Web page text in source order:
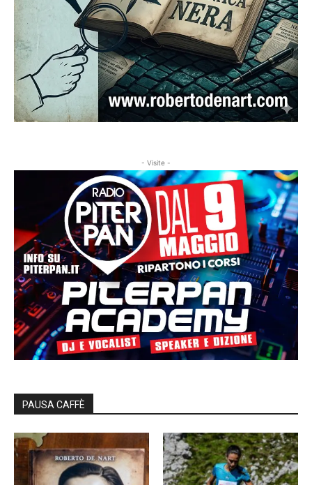
- Visite -
PAUSA CAFFÈ